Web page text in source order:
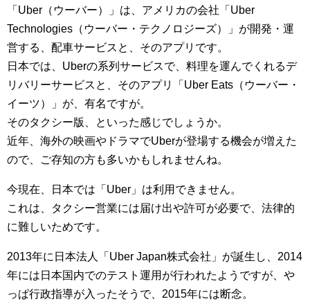
「Uber（ウーバー）」は、アメリカの会社「Uber
Technologies（ウーバー・テクノロジーズ）」が開発・運
営する、配車サービスと、そのアプリです。
日本では、Uberの系列サービスで、料理を運んでくれるデ
リバリーサービスと、そのアプリ「Uber Eats（ウーバー・
イーツ）」が、有名ですが。
そのタクシー版、といった感じでしょうか。
近年、海外の映画やドラマでUberが登場する機会が増えた
ので、ご存知の方も多いかもしれませんね。
今現在、日本では「Uber」は利用できません。
これは、タクシー営業には届け出や許可が必要で、法律的
に難しいためです。
2013年に日本法人「Uber Japan株式会社」が誕生し、2014
年には日本国内でのテスト運用が行われたようですが、や
っぱ行政指導が入ったそうで、2015年には断念。